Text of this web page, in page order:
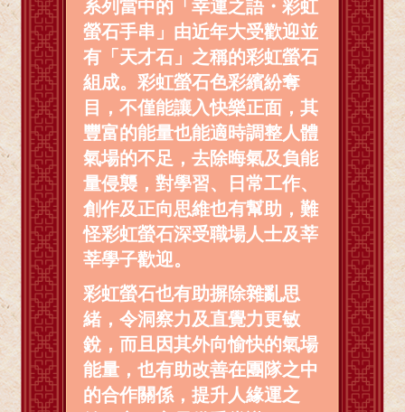
系列當中的「幸運之語・彩虹
螢石手串」由近年大受歡迎並
有「天才石」之稱的彩虹螢石
組成。彩虹螢石色彩繽紛奪
目，不僅能讓入快樂正面，其
豐富的能量也能適時調整人體
氣場的不足，去除晦氣及負能
量侵襲，對學習、日常工作、
創作及正向思維也有幫助，難
怪彩虹螢石深受職場人士及莘
莘學子歡迎。
彩虹螢石也有助摒除雜亂思
緒，令洞察力及直覺力更敏
銳，而且因其外向愉快的氣場
能量，也有助改善在團隊之中
的合作關係，提升人緣運之